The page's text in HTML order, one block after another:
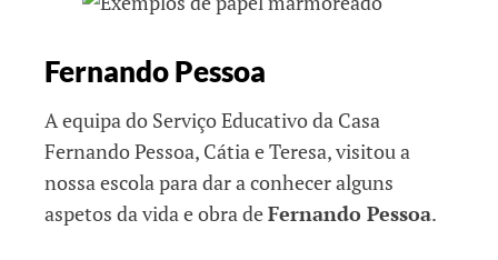
Fernando Pessoa
A equipa do Serviço Educativo da Casa
Fernando Pessoa, Cátia e Teresa, visitou a
nossa escola para dar a conhecer alguns
aspetos da vida e obra deFernando Pessoa.